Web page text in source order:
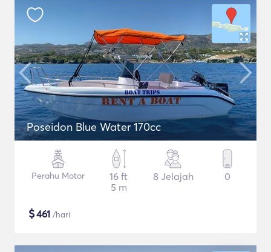
Poseidon Blue Water 170cc
Perahu Motor
16 ft
5 m
8 Jelajah 0
$461 /hari